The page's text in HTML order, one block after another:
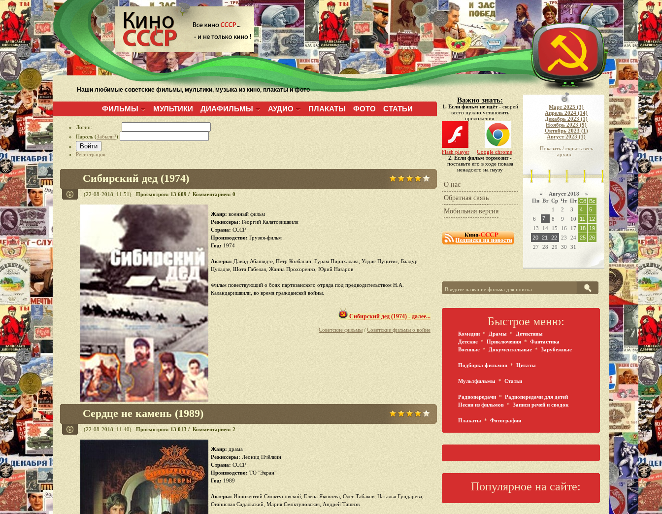
Наши любимые советские фильмы, мультики, музыка из кино, плакаты и фото
ФИЛЬМЫ МУЛЬТИКИ ДИАФИЛЬМЫ АУДИО ПЛАКАТЫ ФОТО СТАТЬИ
Логин:
Пароль (Забыли?):
Войти
Регистрация
Сибирский дед (1974)
(22-08-2018, 11:51) Просмотров: 13 609 / Комментариев: 0
Жанр: военный фильм
Режиссеры: Георгий Калатозишвили
Страна: СССР
Производство: Грузия-фильм
Год: 1974
Актеры: Давид Абашидзе, Пётр Колбасин, Гурам Пирцхалава, Улдис Пуцитис, Баадур
Цуладзе, Шота Габелая, Жанна Прохоренко, Юрий Назаров
Фильм повествующий о боях партизанского отряда под предводительством Н.А.
Каландаришвили, во время гражданской войны.
Сибирский дед (1974) - далее...
Советские фильмы / Советские фильмы о войне
Сердце не камень (1989)
(22-08-2018, 11:40) Просмотров: 13 013 / Комментариев: 2
Жанр: драма
Режиссеры: Леонид Пчёлкин
Страна: СССР
Производство: ТО "Экран"
Год: 1989
Актеры: Иннокентий Смоктуновский, Елена Яковлева, Олег Табаков, Наталья Гундарева,
Станислав Садальский, Мария Смоктуновская, Андрей Ташков
Важно знать:
1. Если фильм не идёт- скорей
всего нужно установить
приложения:
Flash player
Google chrome
2. Если фильм тормозит-
поставьте его в ходе показа
ненадолго на паузу
О нас
Обратная связь
Мобильная версия
Март 2025 (3)
Апрель 2024 (14)
Декабрь 2023 (1)
Ноябрь 2023 (9)
Октябрь 2023 (1)
Август 2023 (1)
Показать / скрыть весь
архив
« Август 2018 »
Пн Вт Ср Чт Пт Сб Вс
1
2 3 4
5
6
7 8 9 10 11
12
13
14 15 16 17 18
19
20 21 22 23 24 25 26
27
28 29 30 31
Быстрое меню:
Комедии * Драмы *
Детективы
Детские * Приключения * Фантастика
Военные * Документальные * Зарубежные
Подборка фильмов * Цитаты
Мультфильмы * Статьи
Радиопередачи * Радиопередачи для детей
Песни из фильмов * Записи речей и сводок
Плакаты * Фотографии
Популярное на сайте: